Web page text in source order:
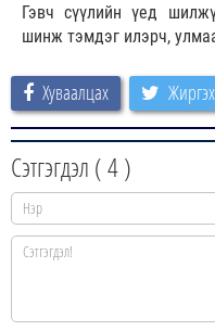
Гэвч сүүлийн үед
шинж тэмдэг илэрч,
Хуваалцах Жиргэх
Сэтгэгдэл (4)